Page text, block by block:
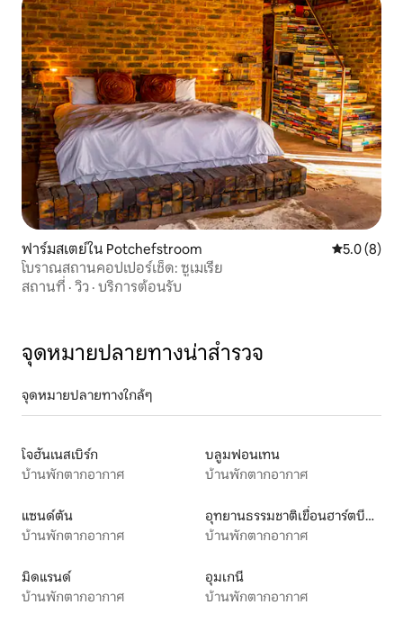
ฟาร์มสเตย์ใน Potchefstroom คะแนนเฉลี่
5.0 (8)
โบราณสถานคอปเปอร์เช็ด: ซูเมเรีย
สถานที่ · วิว · บริการต้อนรับ
จุดหมายปลายทางน่าสำรวจ
จุดหมายปลายทางใกล้ๆ
โจฮันเนสเบิร์ก
บ้านพักตากอากาศ
บลูมฟอนเทน
บ้านพักตากอากาศ
แซนด์ตัน
บ้านพักตากอากาศ
อุทยานธรรมชาติเขื่อนฮาร์ตบีสปูร์ต
บ้านพักตากอากาศ
มิดแรนด์
บ้านพักตากอากาศ
อุมเกนี
บ้านพักตากอากาศ